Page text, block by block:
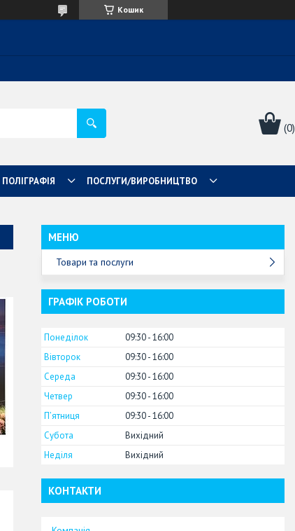
Кошик
ПОЛІГРАФІЯ ПОСЛУГИ/ВИРОБНИЦТВО
Товари та послуги
ГРАФІК РОБОТИ
Понеділок 09:30 16:00
Вівторок
09:30 16:00
Середа
09:30 16:00
Четвер
09:30 16:00
Пʼятниця
09:30 16:00
Субота
Вихідний
Неділя
Вихідний
КОНТАКТИ